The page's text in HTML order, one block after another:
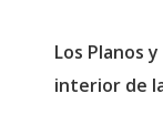
Los Planos
interior de